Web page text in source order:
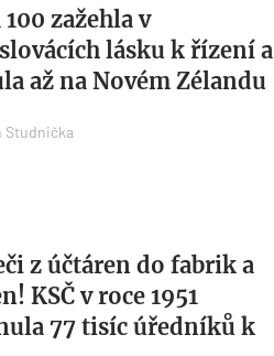
100 zažehla v
lásku k řízení a
až na Novém Zélandu
Studnička
z účtáren do fabrik a
KSČ v roce 1951
77 tisíc úředníků k